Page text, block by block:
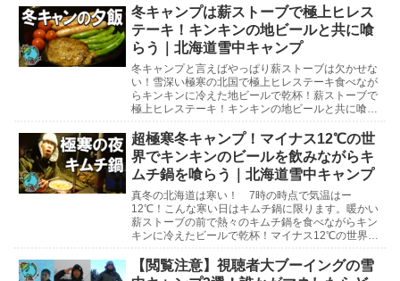
かかわるよう...
冬キャンプは薪ストーブで極上ヒレス
テーキ！キンキンの地ビールと共に喰
らう｜北海道雪中キャンプ
冬キャンプと言えばやっぱり薪ストーブは欠かせな
い！雪深い極寒の北国で極上ヒレステーキ食べなが
らキンキンに冷えた地ビールで乾杯！薪ストーブで
極上ヒレステーキ！キンキンの地ビールと共に喰ら
マイナス1...
超極寒冬キャンプ！マイナス12℃の世
界でキンキンのビールを飲みながらキ
ムチ鍋を喰らう｜北海道雪中キャンプ
真冬の北海道は寒い！ 7時の時点で気温はー
12℃！こんな寒い日はキムチ鍋に限ります。暖かい
薪ストーブの前で熱々のキムチ鍋を食べながらキン
キンに冷えたビールで乾杯！マイナス12℃の世界で
海道雪中キ...
【閲覧注意】視聴者大ブーイングの雪